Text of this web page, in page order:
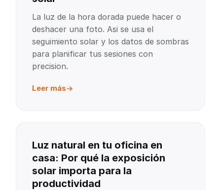
La luz de la hora dorada puede hacer o
deshacer una foto. Asi se usa el
seguimiento solar y los datos de sombras
para planificar tus sesiones con
precision.
Leer más
Luz natural en tu oficina en
casa: Por qué la exposición
solar importa para la
productividad